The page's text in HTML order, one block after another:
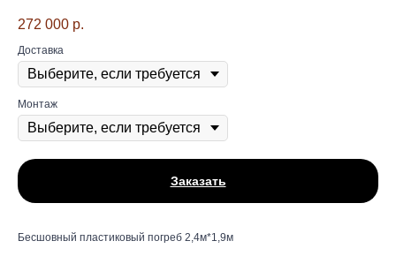
272 000 р.
Доставка
Монтаж
Заказать
Бесшовный пластиковый погреб 2,4м*1,9м